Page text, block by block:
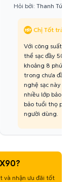
Hỏi bởi: Thanh Tú
Chị Tốt trả lời:
Với công suất
thể sạc đầy 50%
khoảng 8 phút và
trong chưa đầy
nghệ sạc này
nhiều lớp bảo vệ
bảo tuổi thọ pin
người dùng.
và nhận ưu đãi tốt